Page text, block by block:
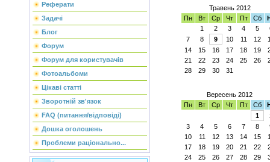
Реферати
Задачі
Блог
Форум
Форум для користувачів
Фотоальбоми
Цікаві статті
Зворотній зв'язок
FAQ (питання/відповіді)
Дошка оголошень
Проблеми раціонально...
Травень 2012
Пн
Вт Ср Чт Пт Сб
1
2 3 4 5
7
8 9 10 11 12
14
15 16 17 18 19
21
22 23 24 25 26
28
29 30 31
Вересень 2012
Пн
Вт Ср Чт Пт Сб
1
3
4 5 6 7 8
10
11 12 13 14 15
17
18 19 20 21 22
24
25 26 27 28 29